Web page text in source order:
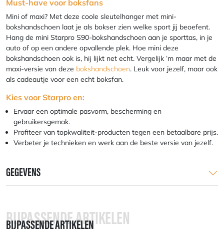
Must-have voor boksfans
Mini of maxi? Met deze coole sleutelhanger met mini-
bokshandschoen laat je als bokser zien welke sport jij beoefent.
Hang de mini Starpro S90-bokshandschoen aan je sporttas, in je
auto of op een andere opvallende plek. Hoe mini deze
bokshandschoen ook is, hij lijkt net echt. Vergelijk ‘m maar met de
maxi-versie van deze bokshandschoen. Leuk voor jezelf, maar ook
als cadeautje voor een echt boksfan.
Kies voor Starpro en:
Ervaar een optimale pasvorm, bescherming en
gebruikersgemak.
Profiteer van topkwaliteit-producten tegen een betaalbare prijs.
Verbeter je technieken en werk aan de beste versie van jezelf.
GEGEVENS
BIJPASSENDE ARTIKELEN
BIJPASSENDE ARTIKELEN